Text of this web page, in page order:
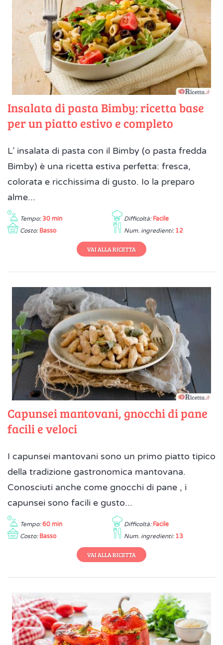
Insalata di pasta Bimby: ricetta base
per un piatto estivo e completo
L’ insalata di pasta con il Bimby (o pasta fredda
Bimby) è una ricetta estiva perfetta: fresca,
colorata e ricchissima di gusto. Io la preparo
alme...
Tempo: 30 min Difficoltà: Facile
Costo: Basso Num. ingredienti: 12
VAI ALLA RICETTA
Capunsei mantovani, gnocchi di pane
facili e veloci
I capunsei mantovani sono un primo piatto tipico
della tradizione gastronomica mantovana.
Conosciuti anche come gnocchi di pane , i
capunsei sono facili e gusto...
Tempo: 60 min Difficoltà: Facile
Costo: Basso Num. ingredienti: 13
VAI ALLA RICETTA